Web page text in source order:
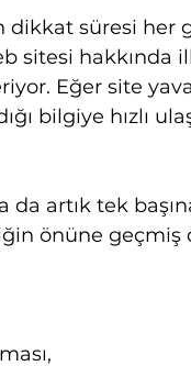
süresi her
sitesi hakkında
Eğer site
bilgiye hızlı
da artık tek
önüne geçmiş